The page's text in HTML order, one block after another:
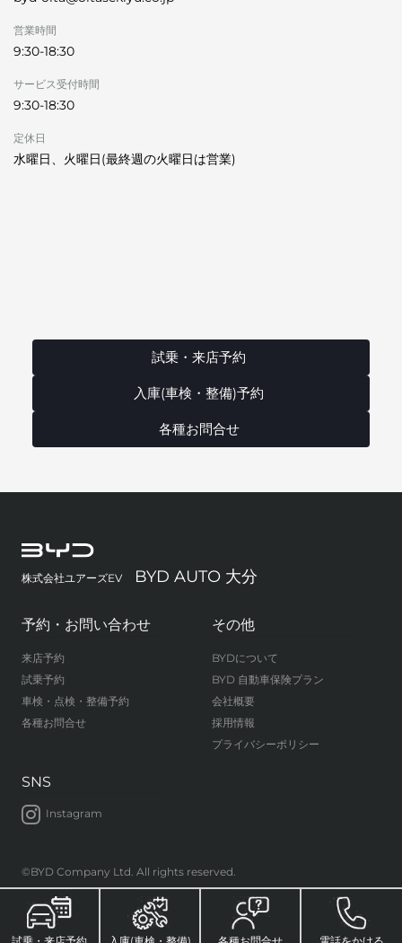
営業時間
9:30-18:30
サービス受付時間
9:30-18:30
定休日
水曜日、火曜日(最終週の火曜日は営業)
試乗・来店予約
入庫(車検・整備)予約
各種お問合せ
株式会社ユアーズEV BYD AUTO 大分
予約・お問い合わせ
来店予約
試乗予約
車検・点検・整備予約
各種お問合せ
その他
BYDについて
BYD 自動車保険プラン
会社概要
採用情報
プライバシーポリシー
SNS
Instagram
©BYD Company Ltd. All rights reserved.